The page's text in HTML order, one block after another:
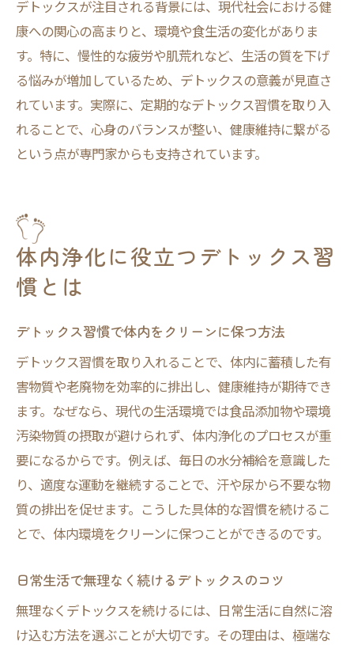
体質別デトックス方法の見極めポイント
毎日続けられるデトックス法の工夫
失敗しないデトックス法の見つけ方
デトックス効果を高める自分流のコツ
ライフスタイルに合うデトックス法を探す
デトックスが注目される背景には、現代社会における健
康への関心の高まりと、環境や食生活の変化がありま
す。特に、慢性的な疲労や肌荒れなど、生活の質を下げ
る悩みが増加しているため、デトックスの意義が見直さ
れています。実際に、定期的なデトックス習慣を取り入
れることで、心身のバランスが整い、健康維持に繋がる
という点が専門家からも支持されています。
体内浄化に役立つデトックス習
慣とは
デトックス習慣で体内をクリーンに保つ方法
デトックス習慣を取り入れることで、体内に蓄積した有
害物質や老廃物を効率的に排出し、健康維持が期待でき
ます。なぜなら、現代の生活環境では食品添加物や環境
汚染物質の摂取が避けられず、体内浄化のプロセスが重
要になるからです。例えば、毎日の水分補給を意識した
り、適度な運動を継続することで、汗や尿から不要な物
質の排出を促せます。こうした具体的な習慣を続けるこ
とで、体内環境をクリーンに保つことができるのです。
日常生活で無理なく続けるデトックスのコツ
無理なくデトックスを続けるには、日常生活に自然に溶
け込む方法を選ぶことが大切です。その理由は、極端な